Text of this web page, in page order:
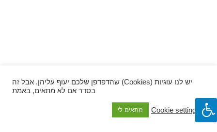
יש לנו עוגיות (Cookies) שהדפדפן שלכם יעוף עליהן. אבל זה
בסדר אם לא מתאים, באמת
Cookie settings מתאים לי